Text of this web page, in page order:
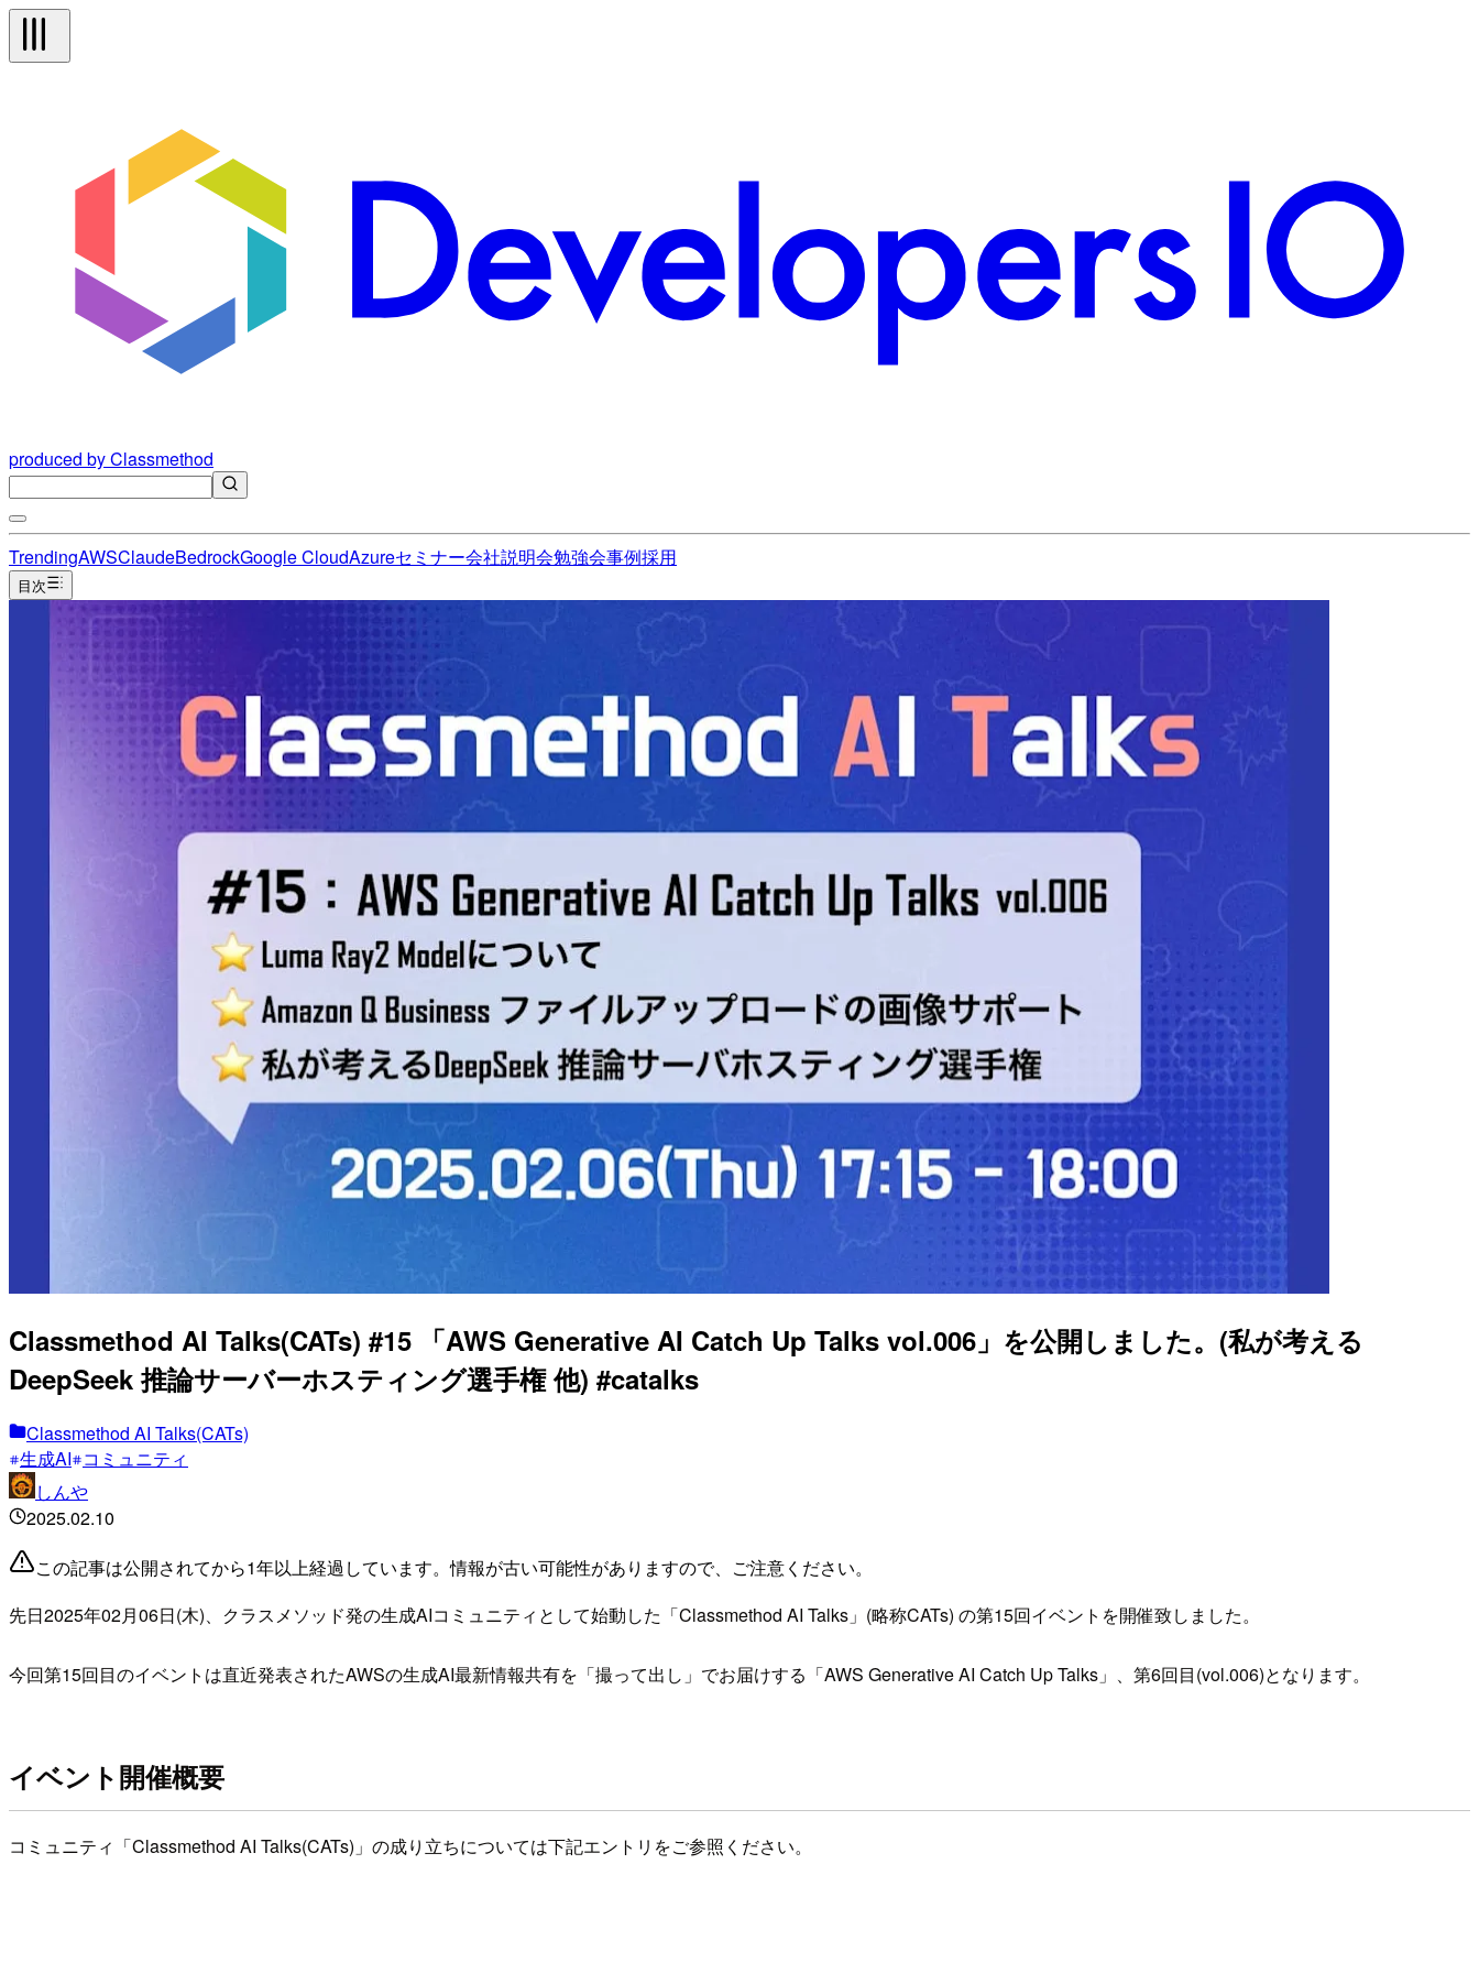
produced by Classmethod
TrendingAWSClaudeBedrockGoogle CloudAzureセミナー会社説明会勉強会事例採用
目次
Classmethod AI Talks(CATs) #15 「AWS Generative AI Catch Up Talks vol.006」を公開しました。(私が考える
DeepSeek 推論サーバーホスティング選手権 他) #catalks
Classmethod AI Talks(CATs)
生成AI コミュニティ
しんや
2025.02.10
この記事は公開されてから1年以上経過しています。情報が古い可能性がありますので、ご注意ください。
先日2025年02月06日(木)、クラスメソッド発の生成AIコミュニティとして始動した「Classmethod AI Talks」(略称CATs) の第15回イベントを開催致しました。
今回第15回目のイベントは直近発表されたAWSの生成AI最新情報共有を「撮って出し」でお届けする「AWS Generative AI Catch Up Talks」、第6回目(vol.006)となります。
イベント開催概要
コミュニティ「Classmethod AI Talks(CATs)」の成り立ちについては下記エントリをご参照ください。